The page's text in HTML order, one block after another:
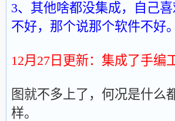
3、其他啥都没集成，自己
不好，那个说那个软件不好。
12月27日更新：集成了手编
图就不多上了，何况是什么
样。